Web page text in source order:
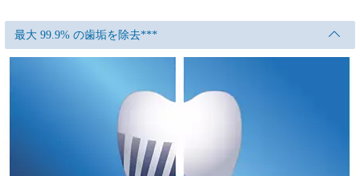
最大 99.9% の歯垢を除去***